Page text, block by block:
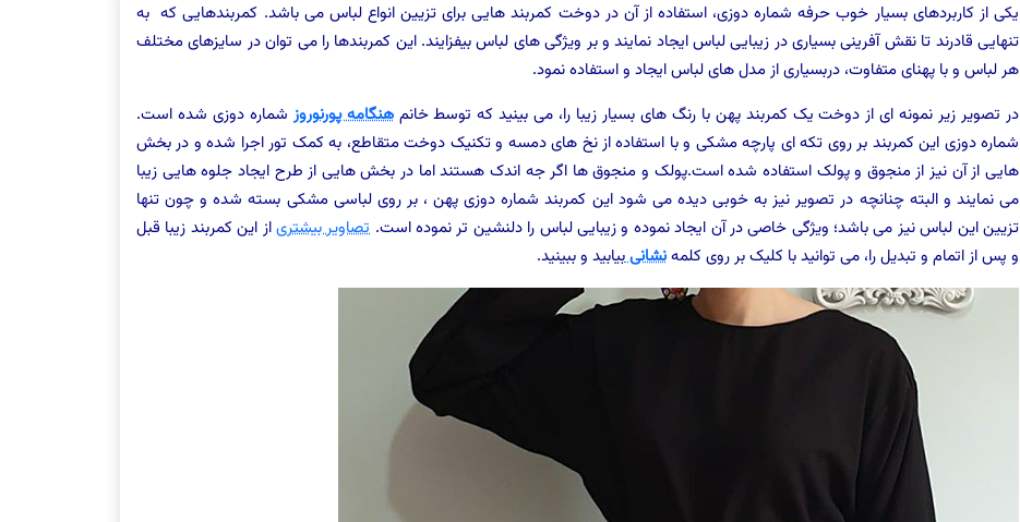
یکی از کاربردهای بسیار خوب حرفه شماره دوزی، استفاده از آن در دوخت کمربند هایی برای تزیین انواع لباس می باشد. کمربندهایی که به
تنهایی قادرند تا نقش آفرینی بسیاری در زیبایی لباس ایجاد نمایند و بر ویژگی های لباس بیفزایند. این کمربندها را می توان در سایزهای مختلف
هر لباس و با پهنای متفاوت، دربسیاری از مدل های لباس ایجاد و استفاده نمود.
در تصویر زیر نمونه ای از دوخت یک کمربند پهن با رنگ های بسیار زیبا را، می بینید که توسط خانمهنگامه پورنوروز شماره دوزی شده است.
شماره دوزی این کمربند بر روی تکه ای پارچه مشکی و با استفاده از نخ های دمسه و تکنیک دوخت متقاطع، به کمک تور اجرا شده و در بخش
هایی از آن نیز از منجوق و پولک استفاده شده است.پولک و منجوق ها اگر جه اندک هستند اما در بخش هایی از طرح ایجاد جلوه هایی زیبا
می نمایند و البته چنانچه در تصویر نیز به خوبی دیده می شود این کمربند شماره دوزی پهن ، بر روی لباسی مشکی بسته شده و چون تنها
تزیین این لباس نیز می باشد؛ ویژگی خاصی در آن ایجاد نموده و زیبایی لباس را دلنشین تر نموده است. تصاویر بیشتریاز این کمربند زیبا قبل
و پس از اتمام و تبدیل را، می توانید با کلیک بر روی کلمهنشانیبیابید و ببینید.